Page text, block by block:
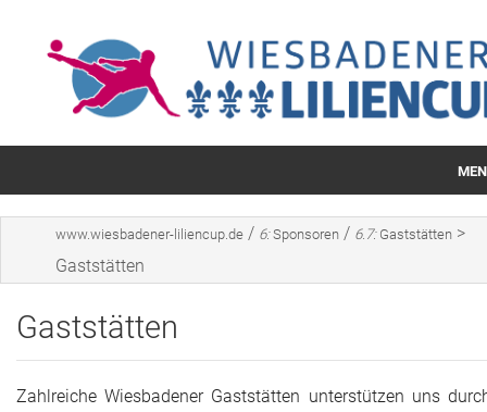
Startseite
Kartenvorverkauf
Spielplan
Mannschaften
www.wiesbadener-liliencup.de / 6:Sponsoren / 6.7: Gaststätten >
Gaststätten
Gaststätten
Zahlreiche Wiesbadener Gaststätten unterstützen uns